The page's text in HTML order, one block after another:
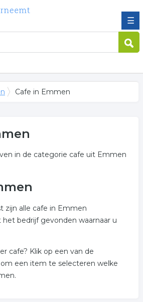
☰
Cafe in Emmen
in de categorie cafe uit Emmen
zijn alle cafe in Emmen
bedrijf gevonden waarnaar u
cafe? Klik op een van de
een item te selecteren welke